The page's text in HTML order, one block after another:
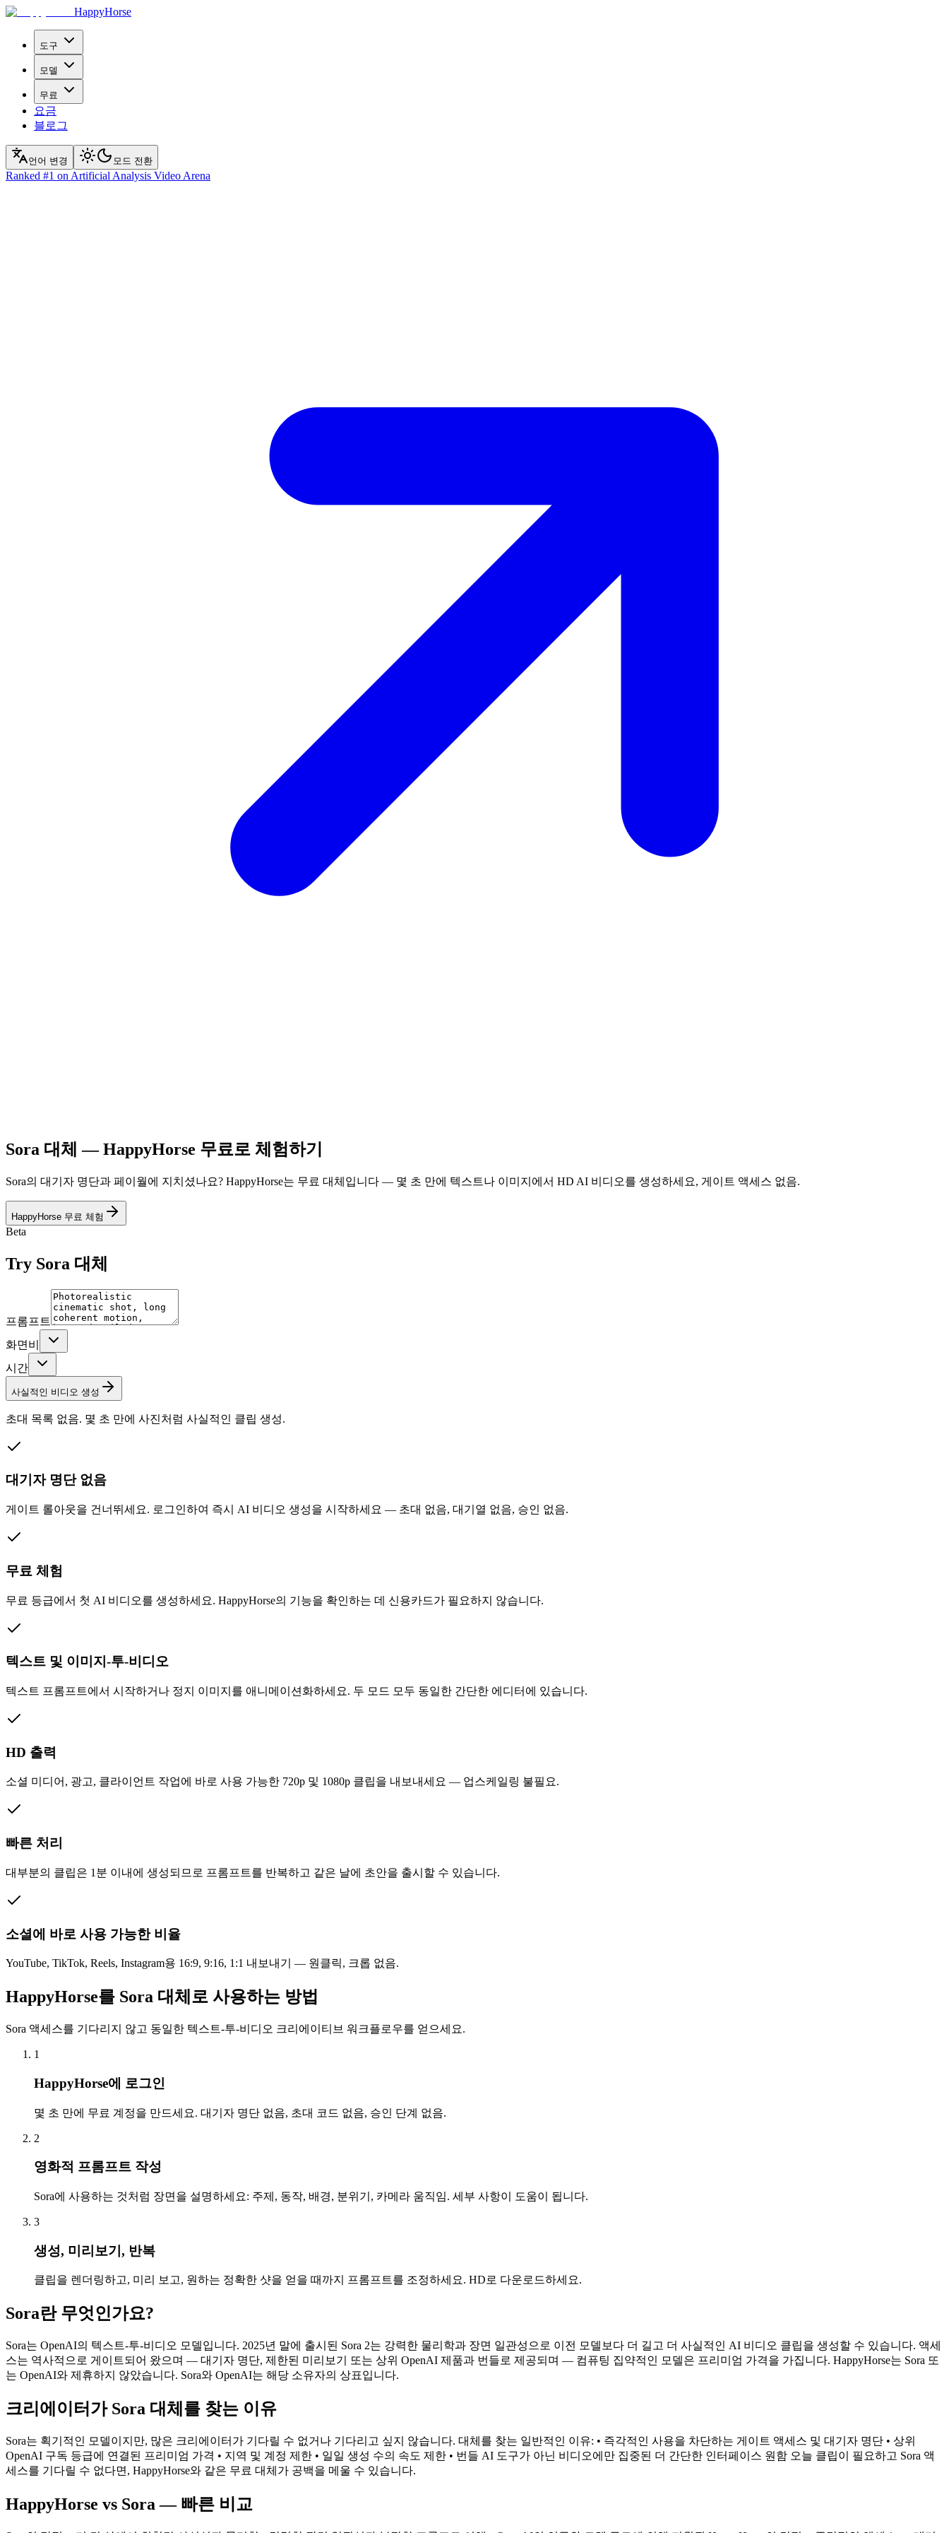
HappyHorse
도구
모델
무료
요금
블로그
언어 변경 모드 전환
Ranked #1 on Artificial Analysis Video Arena
Sora 대체 — HappyHorse 무료로 체험하기
Sora의 대기자 명단과 페이월에 지치셨나요? HappyHorse는 무료 대체입니다 — 몇 초 만에 텍스트나 이미지에서 HD AI 비디오를 생성하세요, 게이트 액세스 없음.
HappyHorse 무료 체험
Beta
Try Sora 대체
프롬프트
화면비
시간
사실적인 비디오 생성
초대 목록 없음. 몇 초 만에 사진처럼 사실적인 클립 생성.
대기자 명단 없음
게이트 롤아웃을 건너뛰세요. 로그인하여 즉시 AI 비디오 생성을 시작하세요 — 초대 없음, 대기열 없음, 승인 없음.
무료 체험
무료 등급에서 첫 AI 비디오를 생성하세요. HappyHorse의 기능을 확인하는 데 신용카드가 필요하지 않습니다.
텍스트 및 이미지-투-비디오
텍스트 프롬프트에서 시작하거나 정지 이미지를 애니메이션화하세요. 두 모드 모두 동일한 간단한 에디터에 있습니다.
HD 출력
소셜 미디어, 광고, 클라이언트 작업에 바로 사용 가능한 720p 및 1080p 클립을 내보내세요 — 업스케일링 불필요.
빠른 처리
대부분의 클립은 1분 이내에 생성되므로 프롬프트를 반복하고 같은 날에 초안을 출시할 수 있습니다.
소셜에 바로 사용 가능한 비율
YouTube, TikTok, Reels, Instagram용 16:9, 9:16, 1:1 내보내기 — 원클릭, 크롭 없음.
HappyHorse를 Sora 대체로 사용하는 방법
Sora 액세스를 기다리지 않고 동일한 텍스트-투-비디오 크리에이티브 워크플로우를 얻으세요.
1
HappyHorse에 로그인
몇 초 만에 무료 계정을 만드세요. 대기자 명단 없음, 초대 코드 없음, 승인 단계 없음.
2
영화적 프롬프트 작성
Sora에 사용하는 것처럼 장면을 설명하세요: 주제, 동작, 배경, 분위기, 카메라 움직임. 세부 사항이 도움이 됩니다.
3
생성, 미리보기, 반복
클립을 렌더링하고, 미리 보고, 원하는 정확한 샷을 얻을 때까지 프롬프트를 조정하세요. HD로 다운로드하세요.
Sora란 무엇인가요?
Sora는 OpenAI의 텍스트-투-비디오 모델입니다. 2025년 말에 출시된 Sora 2는 강력한 물리학과 장면 일관성으로 이전 모델보다 더 길고 더 사실적인 AI 비디오 클립을 생성할 수 있습니다. 액세
스는 역사적으로 게이트되어 왔으며 — 대기자 명단, 제한된 미리보기 또는 상위 OpenAI 제품과 번들로 제공되며 — 컴퓨팅 집약적인 모델은 프리미엄 가격을 가집니다. HappyHorse는 Sora 또
는 OpenAI와 제휴하지 않았습니다. Sora와 OpenAI는 해당 소유자의 상표입니다.
크리에이터가 Sora 대체를 찾는 이유
Sora는 획기적인 모델이지만, 많은 크리에이터가 기다릴 수 없거나 기다리고 싶지 않습니다. 대체를 찾는 일반적인 이유: • 즉각적인 사용을 차단하는 게이트 액세스 및 대기자 명단 • 상위
OpenAI 구독 등급에 연결된 프리미엄 가격 • 지역 및 계정 제한 • 일일 생성 수의 속도 제한 • 번들 AI 도구가 아닌 비디오에만 집중된 더 간단한 인터페이스 원함 오늘 클립이 필요하고 Sora 액
세스를 기다릴 수 없다면, HappyHorse와 같은 무료 대체가 공백을 메울 수 있습니다.
HappyHorse vs Sora — 빠른 비교